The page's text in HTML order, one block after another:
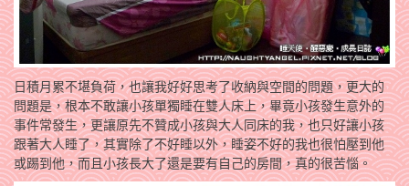
日積月累不堪負荷，也讓我好好思考了收納與空間的問題，更大的
問題是，根本不敢讓小孩單獨睡在雙人床上，畢竟小孩發生意外的
事件常發生，更讓原先不贊成小孩與大人同床的我，也只好讓小孩
跟著大人睡了，其實除了不好睡以外，睡姿不好的我也很怕壓到他
或踢到他，而且小孩長大了還是要有自己的房間，真的很苦惱。